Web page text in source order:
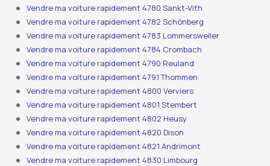
Vendre ma voiture rapidement 4780 Sankt-Vith
Vendre ma voiture rapidement 4782 Schönberg
Vendre ma voiture rapidement 4783 Lommersweiler
Vendre ma voiture rapidement 4784 Crombach
Vendre ma voiture rapidement 4790 Reuland
Vendre ma voiture rapidement 4791 Thommen
Vendre ma voiture rapidement 4800 Verviers
Vendre ma voiture rapidement 4801 Stembert
Vendre ma voiture rapidement 4802 Heusy
Vendre ma voiture rapidement 4820 Dison
Vendre ma voiture rapidement 4821 Andrimont
Vendre ma voiture rapidement 4830 Limbourg